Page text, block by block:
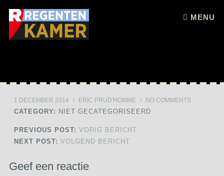
MENU
Skip to content
1 DECEMBER 2014 / ERIC PRUD'HOMME / NO COMMENTS
CATEGORY: NIET GECATEGORISEERD
PREVIOUS POST: VORIG BERICHT
NEXT POST: VOLGEND BERICHT
Geef een reactie